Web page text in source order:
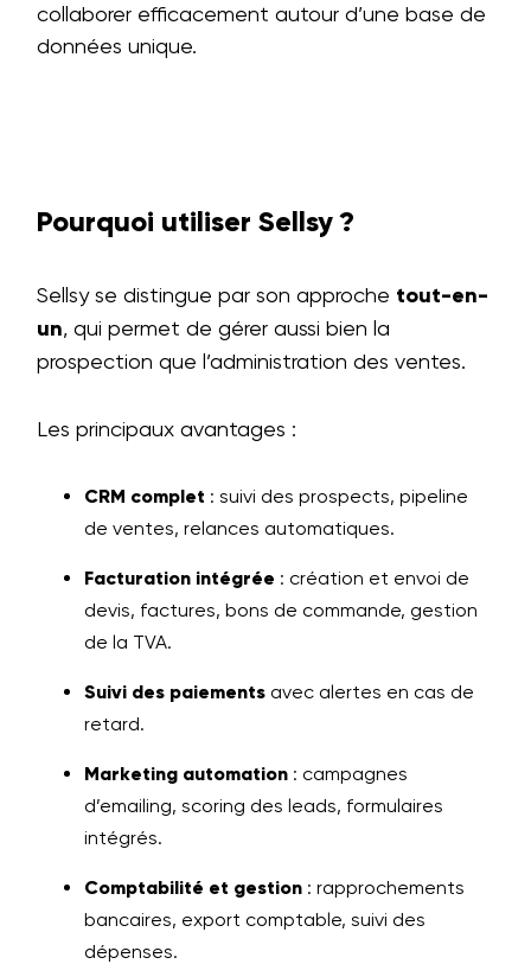
collaborer efficacement autour d’une base de
données unique.
Pourquoi utiliser Sellsy ?
Sellsy se distingue par son approche tout-en-
un, qui permet de gérer aussi bien la
prospection que l’administration des ventes.
Les principaux avantages :
CRM complet : suivi des prospects, pipeline
de ventes, relances automatiques.
Facturation intégrée : création et envoi de
devis, factures, bons de commande, gestion
de la TVA.
Suivi des paiements avec alertes en cas de
retard.
Marketing automation : campagnes
d’emailing, scoring des leads, formulaires
intégrés.
Comptabilité et gestion : rapprochements
bancaires, export comptable, suivi des
dépenses.